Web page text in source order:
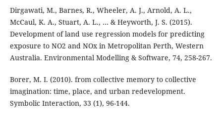
Dirgawati, M., Barnes, R., Wheeler, A. J., Arnold, A. L.,
McCaul, K. A., Stuart, A. L., … & Heyworth, J. S. (2015).
Development of land use regression models for predicting
exposure to NO2 and NOx in Metropolitan Perth, Western
Australia. Environmental Modelling & Software, 74, 258-267.
Borer, M. I. (2010). from collective memory to collective
imagination: time, place, and urban redevelopment.
Symbolic Interaction, 33 (1), 96-144.